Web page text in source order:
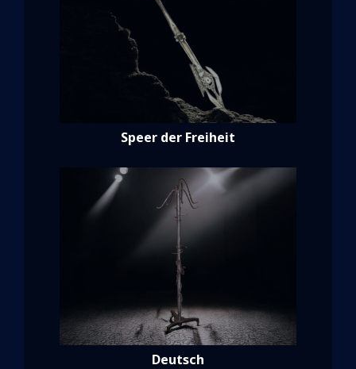
Speer der Freiheit
Deutsch